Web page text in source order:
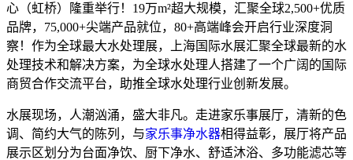
心（虹桥）隆重举行！19万m²超大规模，汇聚全球2,500+优质
品牌，75,000+尖端产品就位，80+高端峰会开启行业深度洞
察！作为全球最大水处理展，上海国际水展汇聚全球最新的水
处理技术和解决方案，为全球水处理人搭建了一个广阔的国际
商贸合作交流平台，助推全球水处理行业创新发展。
水展现场，人潮汹涌，盛大非凡。走进家乐事展厅，清新的色
调、简约大气的陈列，与家乐事净水器相得益彰，展厅将产品
展示区划分为台面净饮、厨下净水、舒适沐浴、多功能滤芯等